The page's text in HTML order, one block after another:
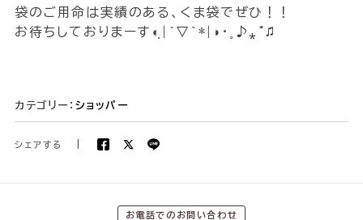
袋のご用命は実績のある、くま袋でぜひ！！
お待ちしておりまーす◖ฺ|´▽`*|◗·˳♪⁎˚♫
カテゴリー： ショッパー
シェアする
お電話でのお問い合わせ